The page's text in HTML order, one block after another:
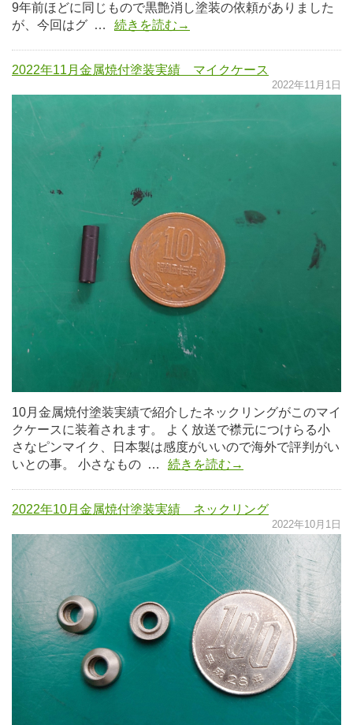
9年前ほどに同じもので黒艶消し塗装の依頼がありました
が、今回はグ …
続きを読む→
2022年11月金属焼付塗装実績 マイクケース
2022年11月1日
10月金属焼付塗装実績で紹介したネックリングがこのマイ
クケースに装着されます。 よく放送で襟元につけらる小
さなピンマイク、日本製は感度がいいので海外で評判がい
いとの事。 小さなもの …
続きを読む→
2022年10月金属焼付塗装実績 ネックリング
2022年10月1日